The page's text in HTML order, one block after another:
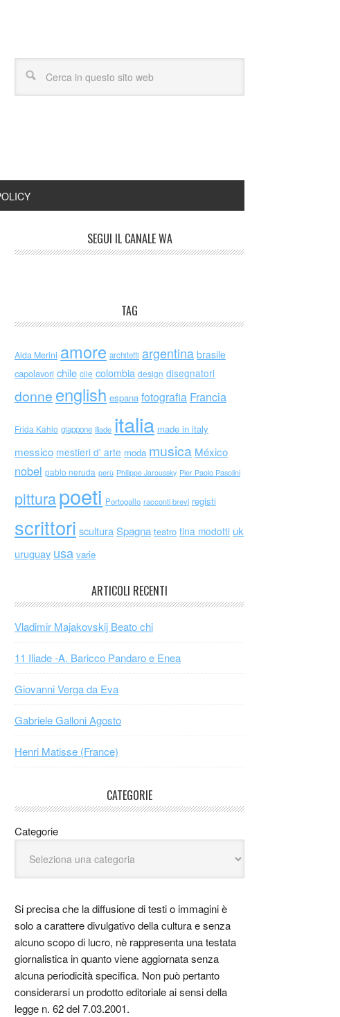
SEGUI IL CANALE WA
TAG
Alda Merini amore architetti argentina brasile
capolavori chile cile colombia design disegnatori
donne english espana fotografia Francia
Frida Kahlo giappone iliade italia made in italy
messico mestieri d' arte moda musica México
nobel pablo neruda perù Philippe Jaroussky Pier Paolo Pasolini
pitturapoeti Portogallo racconti brevi registi
scrittori scultura Spagna teatro tina modotti uk
uruguay usa varie
ARTICOLI RECENTI
Vladimir Majakovskij Beato chi
11 Iliade -A. Baricco Pandaro e Enea
Giovanni Verga da Eva
Gabriele Galloni Agosto
Henri Matisse (France)
CATEGORIE
Categorie
Si precisa che la diffusione di testi o immagini è
solo a carattere divulgativo della cultura e senza
alcuno scopo di lucro, nè rappresenta una testata
giornalistica in quanto viene aggiornata senza
alcuna periodicità specifica. Non può pertanto
considerarsi un prodotto editoriale ai sensi della
legge n. 62 del 7.03.2001.